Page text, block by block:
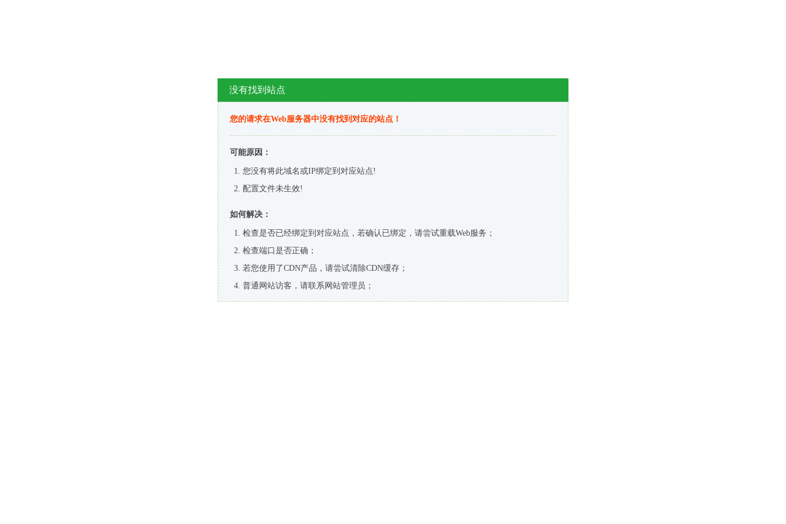
没有找到站点
您的请求在Web服务器中没有找到对应的站点！
可能原因：
您没有将此域名或IP绑定到对应站点!
配置文件未生效!
如何解决：
检查是否已经绑定到对应站点，若确认已绑定，请尝试重载Web服务；
检查端口是否正确；
若您使用了CDN产品，请尝试清除CDN缓存；
普通网站访客，请联系网站管理员；